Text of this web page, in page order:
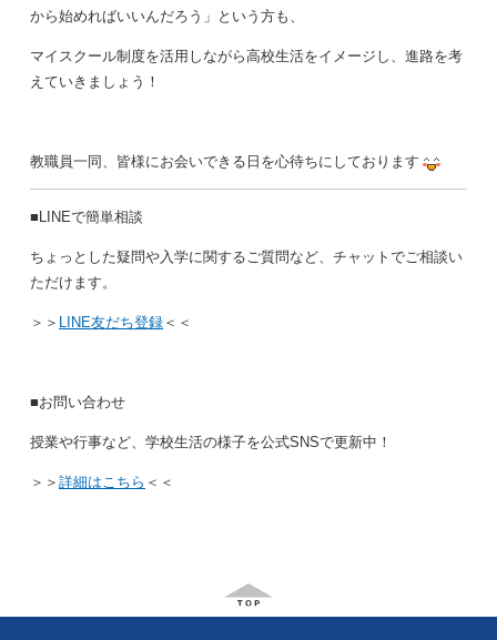
から始めればいいんだろう」という方も、
マイスクール制度を活用しながら高校生活をイメージし、進路を考
えていきましょう！
教職員一同、皆様にお会いできる日を心待ちにしております
■LINEで簡単相談
ちょっとした疑問や入学に関するご質問など、チャットでご相談い
ただけます。
＞＞ LINE友だち登録 ＜＜
■お問い合わせ
授業や行事など、学校生活の様子を公式SNSで更新中！
＞＞ 詳細はこちら ＜＜